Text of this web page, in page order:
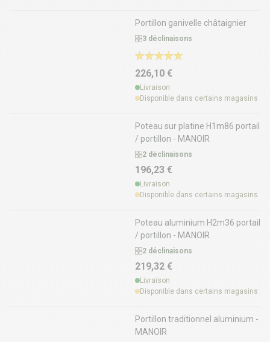
Portillon ganivelle châtaignier
3 déclinaisons
226,10 €
Livraison
Disponible dans certains magasins
Poteau sur platine H1m86 portail
/ portillon - MANOIR
2 déclinaisons
196,23 €
Livraison
Disponible dans certains magasins
Poteau aluminium H2m36 portail
/ portillon - MANOIR
2 déclinaisons
219,32 €
Livraison
Disponible dans certains magasins
Portillon traditionnel aluminium -
MANOIR